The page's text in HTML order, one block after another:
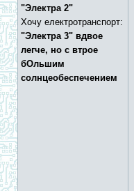
"Электра 2"
Хочу електротранспорт:
"Электра 3" вдвое
легче, но с втрое
бОльшим
солнцеобеспечением